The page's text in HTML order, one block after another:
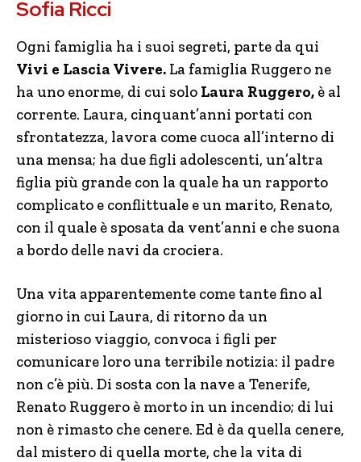
Sofia Ricci
Ogni famiglia ha i suoi segreti, parte da qui
Vivi e Lascia Vivere. La famiglia Ruggero ne
ha uno enorme, di cui solo Laura Ruggero, è al
corrente. Laura, cinquant’anni portati con
sfrontatezza, lavora come cuoca all’interno di
una mensa; ha due figli adolescenti, un’altra
figlia più grande con la quale ha un rapporto
complicato e conflittuale e un marito, Renato,
con il quale è sposata da vent’anni e che suona
a bordo delle navi da crociera.
Una vita apparentemente come tante fino al
giorno in cui Laura, di ritorno da un
misterioso viaggio, convoca i figli per
comunicare loro una terribile notizia: il padre
non c’è più. Di sosta con la nave a Tenerife,
Renato Ruggero è morto in un incendio; di lui
non è rimasto che cenere. Ed è da quella cenere,
dal mistero di quella morte, che la vita di